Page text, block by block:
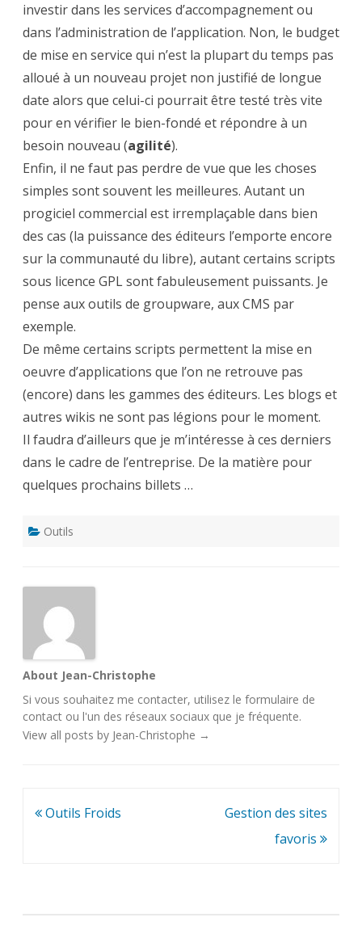
investir dans les services d’accompagnement ou
dans l’administration de l’application. Non, le budget
de mise en service qui n’est la plupart du temps pas
alloué à un nouveau projet non justifié de longue
date alors que celui-ci pourrait être testé très vite
pour en vérifier le bien-fondé et répondre à un
besoin nouveau (agilité).
Enfin, il ne faut pas perdre de vue que les choses
simples sont souvent les meilleures. Autant un
progiciel commercial est irremplaçable dans bien
des cas (la puissance des éditeurs l’emporte encore
sur la communauté du libre), autant certains scripts
sous licence GPL sont fabuleusement puissants. Je
pense aux outils de groupware, aux CMS par
exemple.
De même certains scripts permettent la mise en
oeuvre d’applications que l’on ne retrouve pas
(encore) dans les gammes des éditeurs. Les blogs et
autres wikis ne sont pas légions pour le moment.
Il faudra d’ailleurs que je m’intéresse à ces derniers
dans le cadre de l’entreprise. De la matière pour
quelques prochains billets …
Outils
About Jean-Christophe
Si vous souhaitez me contacter, utilisez le formulaire de
contact ou l'un des réseaux sociaux que je fréquente.
View all posts by Jean-Christophe →
Navigation
Outils Froids
Gestion des sites
favoris